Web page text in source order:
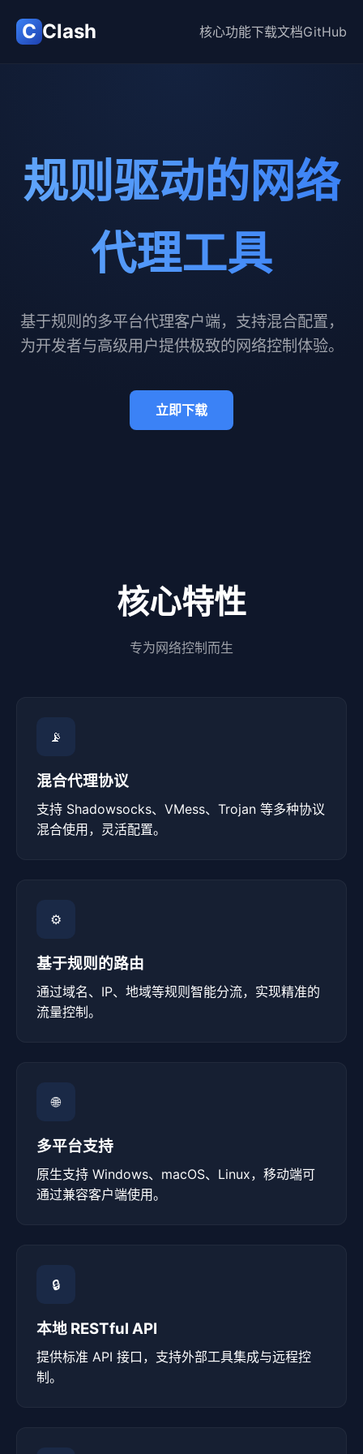
C Clash 核心功能下载文档GitHub
规则驱动的网络
代理工具
基于规则的多平台代理客户端，支持混合配置，
为开发者与高级用户提供极致的网络控制体验。
立即下载
核心特性
专为网络控制而生
📡
混合代理协议
支持 Shadowsocks、VMess、Trojan 等多种协议
混合使用，灵活配置。
⚙️
基于规则的路由
通过域名、IP、地域等规则智能分流，实现精准的
流量控制。
🌐
多平台支持
原生支持 Windows、macOS、Linux，移动端可
通过兼容客户端使用。
🔒
本地 RESTful API
提供标准 API 接口，支持外部工具集成与远程控
制。